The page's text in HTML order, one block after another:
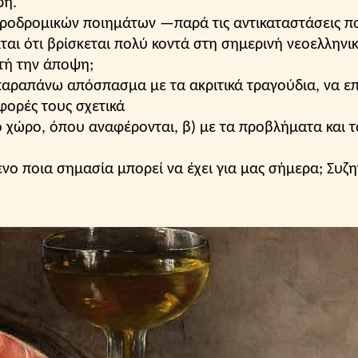
τσαγκάρης.
αξίας.
και κοιλιές (πατσάς).
: τυρί ενός στάμενου.
και, μεταφορικά, γεμίζω την κοιλιά μου.
για το ξύσιμο του δέρματος.
ποιημάτων —παρά τις αντικαταστάσεις
ότι βρίσκεται πολύ κοντά στη σημερινή
την άποψη;
απόσπασμα με τα ακριτικά τραγούδια, να
τους σχετικά
χώρο, όπου αναφέρονται, β) με τα προβλήματα και
ποια σημασία μπορεί να έχει για μας σήμερα;